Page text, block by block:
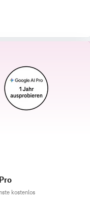
kostenlos